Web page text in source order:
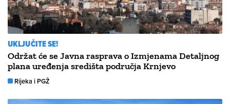
UKLJUČITE SE!
Održat će se Javna rasprava o Izmjenama Detaljnog
plana uređenja središta područja Krnjevo
Rijeka i PGŽ